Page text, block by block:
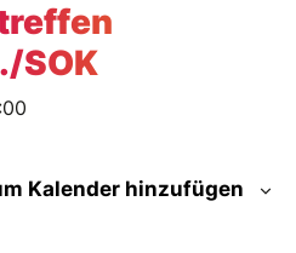
SOK
Kalender hinzufügen